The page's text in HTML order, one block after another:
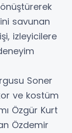
savunan
izleyicilere
Soner
ve kostüm
Özgür Kurt
Özdemir